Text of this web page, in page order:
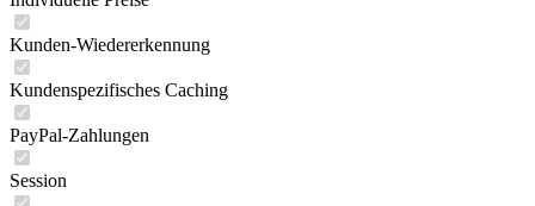
Kunden-Wiedererkennung
Kundenspezifisches Caching
PayPal-Zahlungen
Session